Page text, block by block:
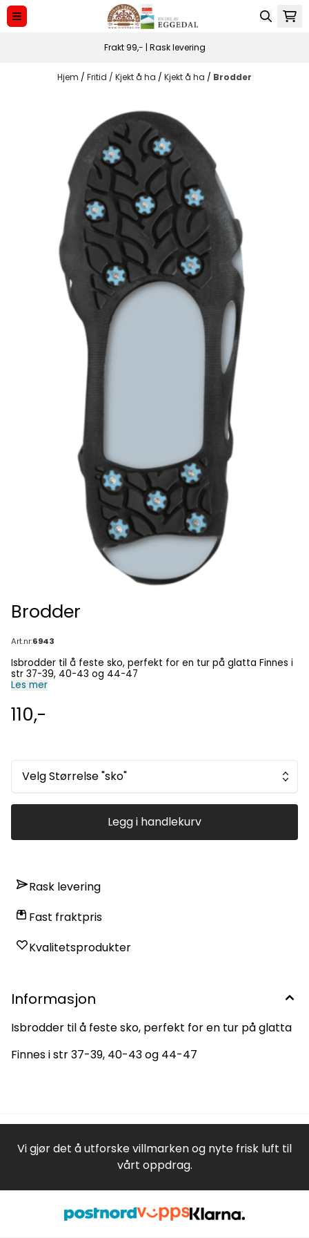
Hopp til innhold
Frakt 99,- | Rask levering
Hjem / Fritid / Kjekt å ha / Kjekt å ha / Brodder
Brodder
Art.nr:6943
Isbrodder til å feste sko, perfekt for en tur på glatta Finnes i
str 37-39, 40-43 og 44-47
Les mer
110,-
Velg Størrelse "sko"
Legg i handlekurv
Rask levering
Fast fraktpris
Kvalitetsprodukter
Informasjon
Isbrodder til å feste sko, perfekt for en tur på glatta
Finnes i str 37-39, 40-43 og 44-47
Vi gjør det å utforske villmarken og nyte frisk luft til
vårt oppdrag.